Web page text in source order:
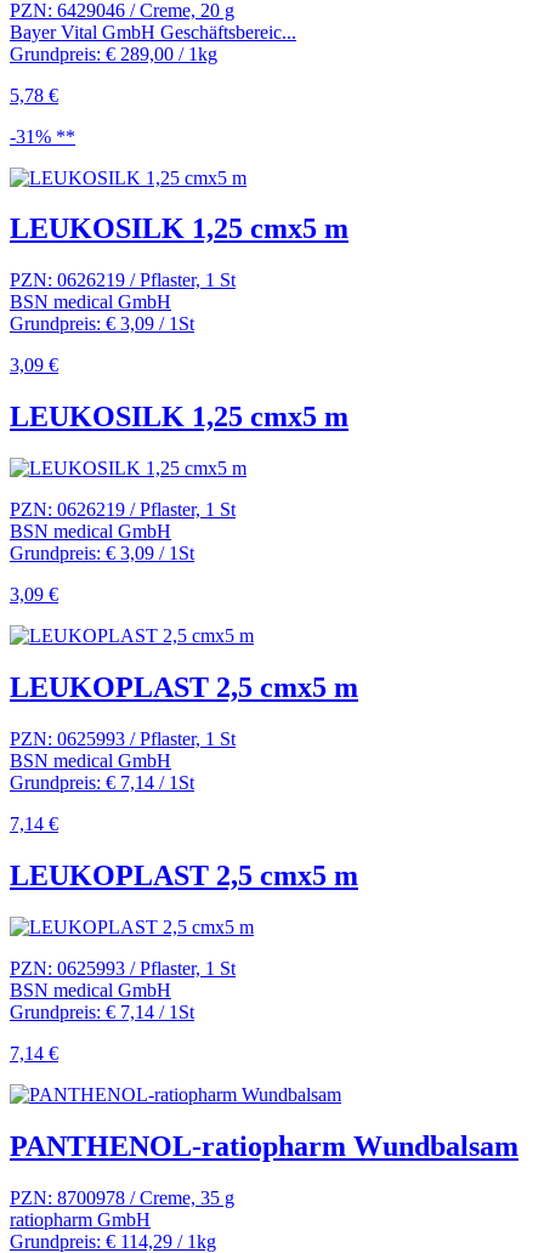
PZN: 6429046 / Creme, 20 g
Bayer Vital GmbH Geschäftsbereic...
Grundpreis: € 289,00 / 1kg
5,78 €
-31% **
LEUKOSILK 1,25 cmx5 m
PZN: 0626219 / Pflaster, 1 St
BSN medical GmbH
Grundpreis: € 3,09 / 1St
3,09 €
LEUKOSILK 1,25 cmx5 m
PZN: 0626219 / Pflaster, 1 St
BSN medical GmbH
Grundpreis: € 3,09 / 1St
3,09 €
LEUKOPLAST 2,5 cmx5 m
PZN: 0625993 / Pflaster, 1 St
BSN medical GmbH
Grundpreis: € 7,14 / 1St
7,14 €
LEUKOPLAST 2,5 cmx5 m
PZN: 0625993 / Pflaster, 1 St
BSN medical GmbH
Grundpreis: € 7,14 / 1St
7,14 €
PANTHENOL-ratiopharm Wundbalsam
PZN: 8700978 / Creme, 35 g
ratiopharm GmbH
Grundpreis: € 114,29 / 1kg